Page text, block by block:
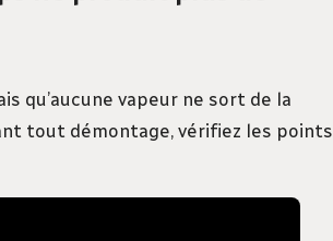
qu’aucune vapeur ne sort de la
tout démontage, vérifiez les points